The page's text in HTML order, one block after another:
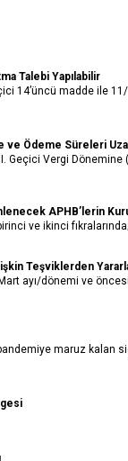
Talebi Yapılabilir
14’üncü madde ile
Ödeme Süreleri
Vergi Dönemine
APHB’lerin
ve ikinci
Teşviklerden
ayı/dönemi ve
maruz kalan